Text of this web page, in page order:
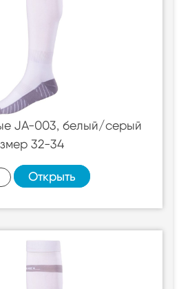
JA-003, белый/серый
32-34
Открыть